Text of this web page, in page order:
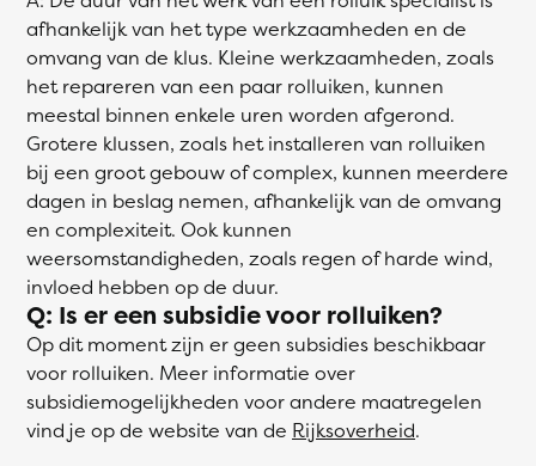
afhankelijk van het type werkzaamheden en de
omvang van de klus. Kleine werkzaamheden, zoals
het repareren van een paar rolluiken, kunnen
meestal binnen enkele uren worden afgerond.
Grotere klussen, zoals het installeren van rolluiken
bij een groot gebouw of complex, kunnen meerdere
dagen in beslag nemen, afhankelijk van de omvang
en complexiteit. Ook kunnen
weersomstandigheden, zoals regen of harde wind,
invloed hebben op de duur.
Q: Is er een subsidie voor rolluiken?
Op dit moment zijn er geen subsidies beschikbaar
voor rolluiken. Meer informatie over
subsidiemogelijkheden voor andere maatregelen
vind je op de website van de Rijksoverheid.